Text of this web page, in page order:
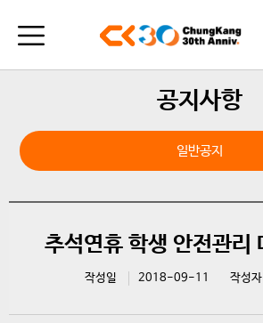
공지사항
일반공지
추석연휴 학생 안전관리
작성일 2018-09-11 작성자